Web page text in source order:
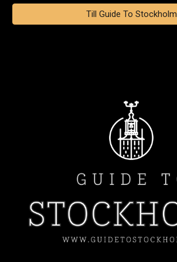
Till Guide To Stockholm